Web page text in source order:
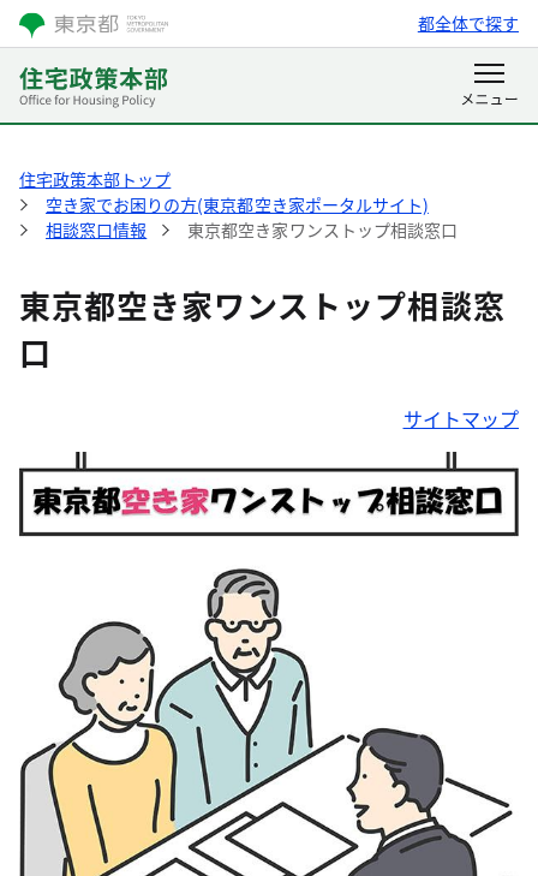
都全体で探す
住宅政策本部トップ
空き家でお困りの方(東京都空き家ポータルサイト)
相談窓口情報
東京都空き家ワンストップ相談窓口
東京都空き家ワンストップ相談窓
口
サイトマップ